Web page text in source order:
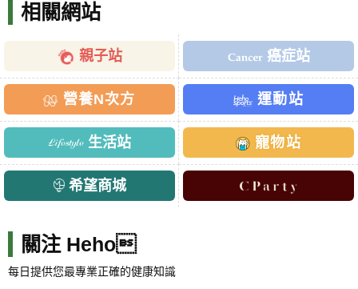
相關網站
親子站 癌症站
營養N次方 運動站
生活站 寵物站
希望商城
關注 Heho
每日提供您最專業正確的健康知識